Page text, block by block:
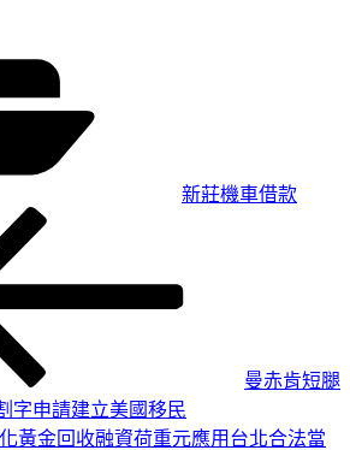
新莊機車借款
曼赤肯短腿
字申請建立美國移民
黃金回收融資荷重元應用台北合法當